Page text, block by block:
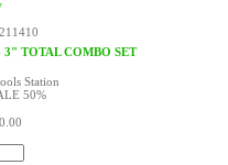
3" TOTAL COMBO SET
Station
50%